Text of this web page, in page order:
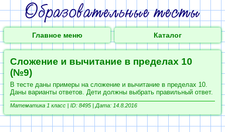
Главное меню Каталог
Сложение и вычитание в пределах 10
(№9)
В тесте даны примеры на сложение и вычитание в пределах 10.
Даны варианты ответов. Дети должны выбрать правильный ответ.
Математика 1 класс | ID: 8495 | Дата: 14.8.2016